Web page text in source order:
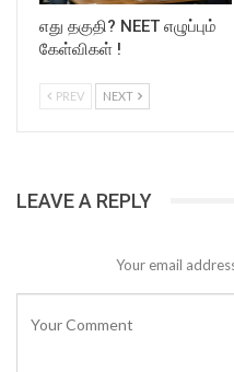
எது தகுதி? NEET எழுப்பும்
கேள்விகள் !
PREV NEXT
LEAVE A REPLY
Your email